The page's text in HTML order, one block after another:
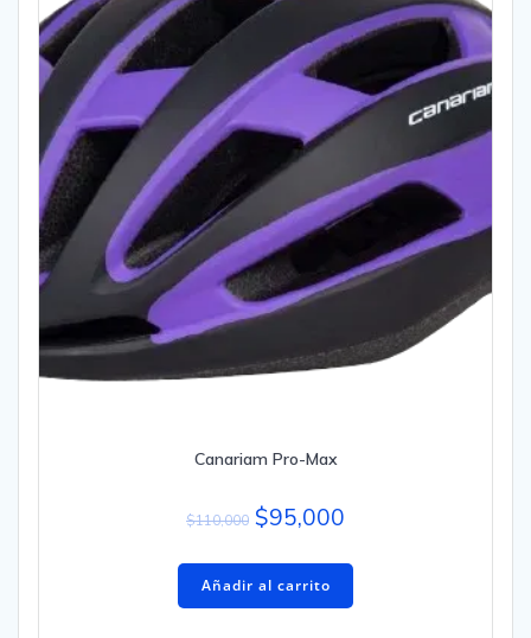
Canariam Pro-Max
$110,000 $95,000
Añadir al carrito